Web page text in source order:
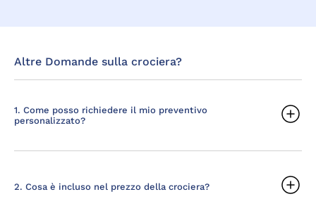
Altre Domande sulla crociera?
1. Come posso richiedere il mio preventivo
personalizzato?
2. Cosa è incluso nel prezzo della crociera?